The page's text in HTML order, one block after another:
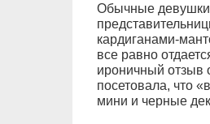
Обычные девушки
кардиганами-
все равно
ироничный отзыв
посетовала, что
мини и черные